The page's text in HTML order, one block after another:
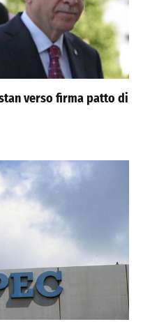
verso firma patto di